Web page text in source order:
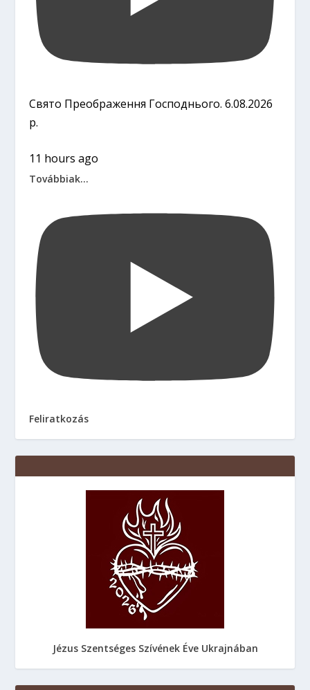
Свято Преображення Господнього. 6.08.2026
р.
11 hours ago
Továbbiak...
Feliratkozás
Jézus Szentséges Szívének Éve Ukrajnában